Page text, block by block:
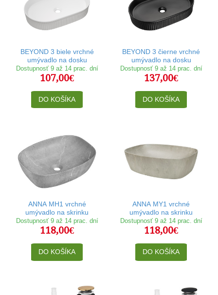
BEYOND 3 biele vrchné
umývadlo na dosku
Dostupnosť 9 až 14 prac. dní
107,00€
DO KOŠÍKA
BEYOND 3 čierne vrchné
umývadlo na dosku
Dostupnosť 9 až 14 prac. dní
137,00€
DO KOŠÍKA
ANNA MH1 vrchné
umývadlo na skrinku
Dostupnosť 9 až 14 prac. dní
118,00€
DO KOŠÍKA
ANNA MY1 vrchné
umývadlo na skrinku
Dostupnosť 9 až 14 prac. dní
118,00€
DO KOŠÍKA